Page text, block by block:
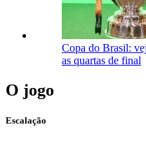
Copa do Brasil:
as quartas de final
O jogo
Escalação